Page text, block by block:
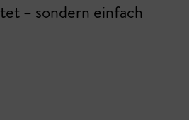
– sondern einfach